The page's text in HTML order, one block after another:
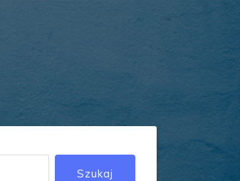
Szukaj